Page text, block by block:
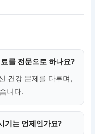
를 전문으로 하나요?
건강 문제를 다루며,
니다.
기는 언제인가요?